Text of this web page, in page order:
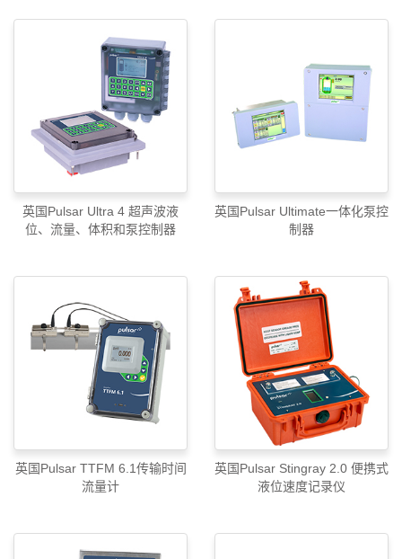
英国Pulsar Ultra 4 超声波液
位、流量、体积和泵控制器
英国Pulsar Ultimate一体化泵控
制器
英国Pulsar TTFM 6.1传输时间
流量计
英国Pulsar Stingray 2.0 便携式
液位速度记录仪